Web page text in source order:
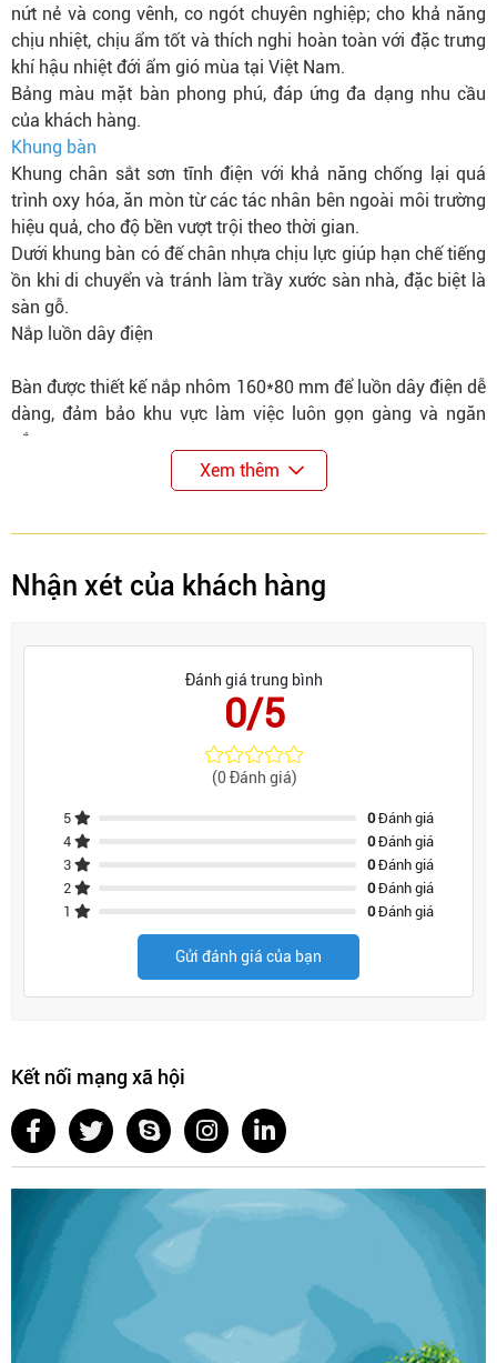
nứt nẻ và cong vênh, co ngót chuyên nghiệp; cho khả năng
chịu nhiệt, chịu ẩm tốt và thích nghi hoàn toàn với đặc trưng
khí hậu nhiệt đới ẩm gió mùa tại Việt Nam.
Bảng màu mặt bàn phong phú, đáp ứng đa dạng nhu cầu
của khách hàng.
Khung bàn
Khung chân sắt sơn tĩnh điện với khả năng chống lại quá
trình oxy hóa, ăn mòn từ các tác nhân bên ngoài môi trường
hiệu quả, cho độ bền vượt trội theo thời gian.
Dưới khung bàn có đế chân nhựa chịu lực giúp hạn chế tiếng
ồn khi di chuyển và tránh làm trầy xước sàn nhà, đặc biệt là
sàn gỗ.
Nắp luồn dây điện
Bàn được thiết kế nắp nhôm 160*80 mm để luồn dây điện dễ
dàng, đảm bảo khu vực làm việc luôn gọn gàng và ngăn
nắp.
Xem thêm
Nhận xét của khách hàng
Đánh giá trung bình
0/5
(0 Đánh giá)
5 0Đánh giá
4
0Đánh giá
3
0Đánh giá
2
0Đánh giá
1
0Đánh giá
Gửi đánh giá của bạn
Kết nối mạng xã hội